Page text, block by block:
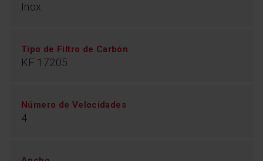
campana, ajustar la potencia del ventilador y hasta
atenuar las luces para crear un ambiente especial en
Inox
Tipo de Filtro de Carbón
KF 17205
Número de Velocidades
4